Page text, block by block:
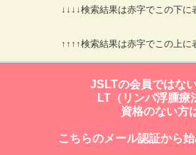
↓↓↓↓検索結果は赤字でこの下に
↑↑↑↑検索結果は赤字でこの上に
JSLTの会員ではな
LT（リンパ浮腫療
資格のない方
こちらのメール認証から始